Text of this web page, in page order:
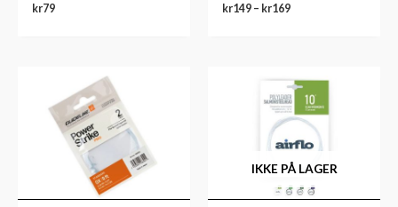
kr79 kr149 – kr169
IKKE PÅ LAGER